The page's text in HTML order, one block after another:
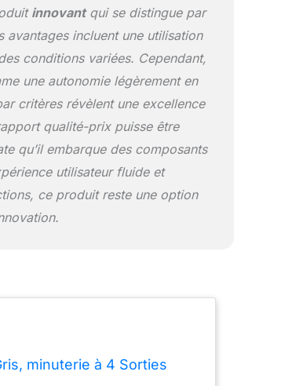
innovantqui se distingue par
avantages incluent une utilisation
conditions variées. Cependant,
une autonomie légèrement en
critères révèlent une excellence
qualité-prix puisse être
qu’il embarque des composants
utilisateur fluide et
ce produit reste une option
minuterie à 4 Sorties